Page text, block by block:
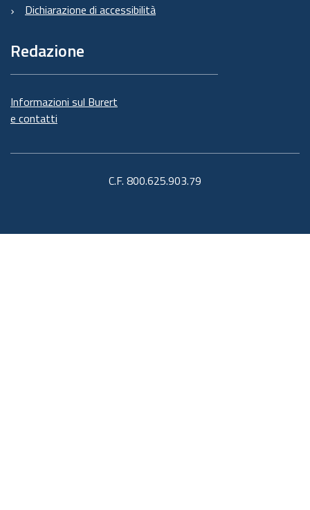
Dichiarazione di accessibilità
Redazione
Informazioni sul Burert
e contatti
C.F. 800.625.903.79